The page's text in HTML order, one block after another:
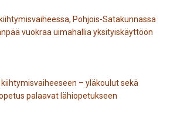
Pohjois-Satakunnassa
vuokraa uimahallia yksityiskäyttöön
– yläkoulut sekä
palaavat lähiopetukseen